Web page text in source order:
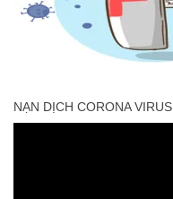
NẠN DỊCH CORONA VIRUS